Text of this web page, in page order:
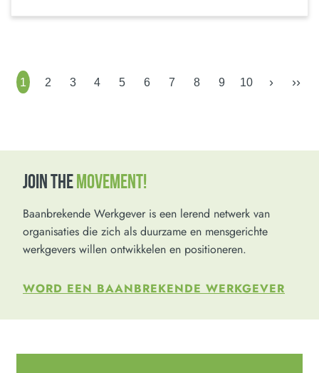
1 2 3 4 5 6 7 8 9 10 › ››
JOIN THEMOVEMENT!
Baanbrekende Werkgever is een lerend netwerk van
organisaties die zich als duurzame en mensgerichte
werkgevers willen ontwikkelen en positioneren.
WORD EEN BAANBREKENDE WERKGEVER